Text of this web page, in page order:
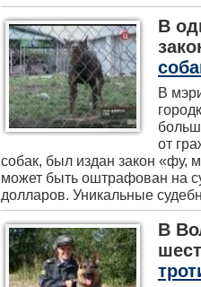
В
В
от
собак, был издан закон «фу,
может быть оштрафован на
долларов. Уникальные
В